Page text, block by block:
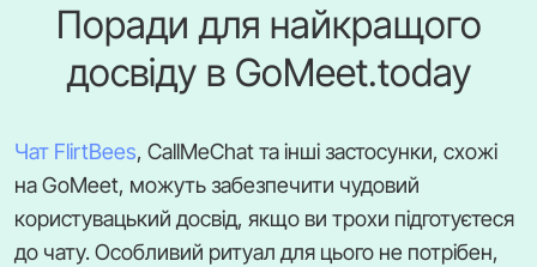
Поради для найкращого
досвіду в GoMeet.today
Чат FlirtBees, CallMeChat та інші застосунки, схожі
на GoMeet, можуть забезпечити чудовий
користувацький досвід, якщо ви трохи підготуєтеся
до чату. Особливий ритуал для цього не потрібен,